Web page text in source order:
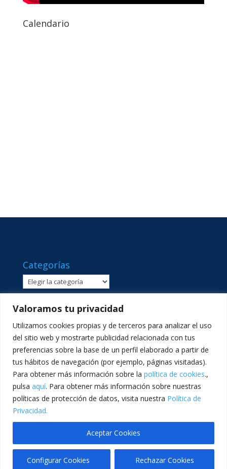
Valoramos tu privacidad
Utilizamos cookies propias y de terceros para analizar el uso
del sitio web y mostrarte publicidad relacionada con tus
preferencias sobre la base de un perfil elaborado a partir de
tus hábitos de navegación (por ejemplo, páginas visitadas).
Para obtener más información sobre la política de cookies.,
pulsa aquí. Para obtener más información sobre nuestras
políticas de protección de datos, visita nuestra Política de
Privacidad.
Configurar Cookies Rechazar Cookies
Aceptar Cookies
Calendario
Categorías
Categorías
C/ Sant Lluís Beltrán, 8 · 46980 · Paterna, València ·
Telf: 961365540 · comunicacion@lasallevp.es